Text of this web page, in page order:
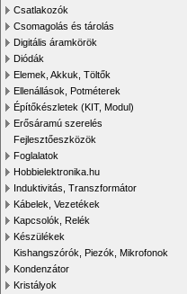
Csatlakozók
Csomagolás és tárolás
Digitális áramkörök
Diódák
Elemek, Akkuk, Töltők
Ellenállások, Potméterek
Építőkészletek (KIT, Modul)
Erősáramú szerelés
Fejlesztőeszközök
Foglalatok
Hobbielektronika.hu
Induktivitás, Transzformátor
Kábelek, Vezetékek
Kapcsolók, Relék
Készülékek
Kishangszórók, Piezók, Mikrofonok
Kondenzátor
Kristályok